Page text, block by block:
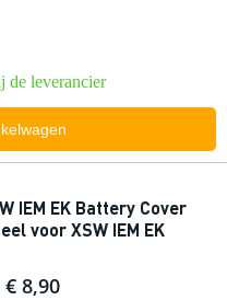
de leverancier
IEM EK Battery Cover
voor XSW IEM EK
€ 8,90